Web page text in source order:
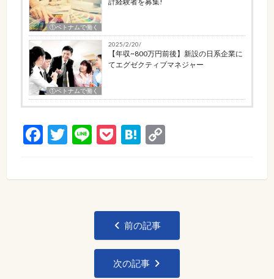
①ベトナムで働く
①ベトナムで働く
2025/2/20/
【年収~800万円前後】新設の日系企業に
てエグゼクティブマネジャー
Facebook
Twitter
LinePocketHatena
Copy
前の記事
次の記事